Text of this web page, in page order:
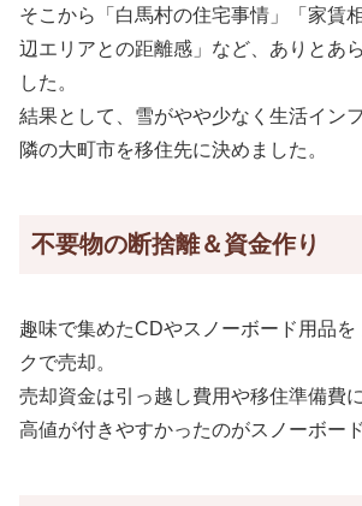
そこから「白馬村の住宅事情」「家賃
辺エリアとの距離感」など、ありとあ
した。
結果として、雪がやや少なく生活イン
隣の大町市を移住先に決めました。
不要物の断捨離＆資金作り
趣味で集めたCDやスノーボード用品を
クで売却。
売却資金は引っ越し費用や移住準備費
高値が付きやすかったのがスノーボー